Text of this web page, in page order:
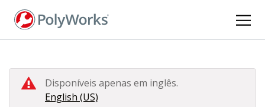
Pular
para
Disponíveis apenas em inglês.
English (US)